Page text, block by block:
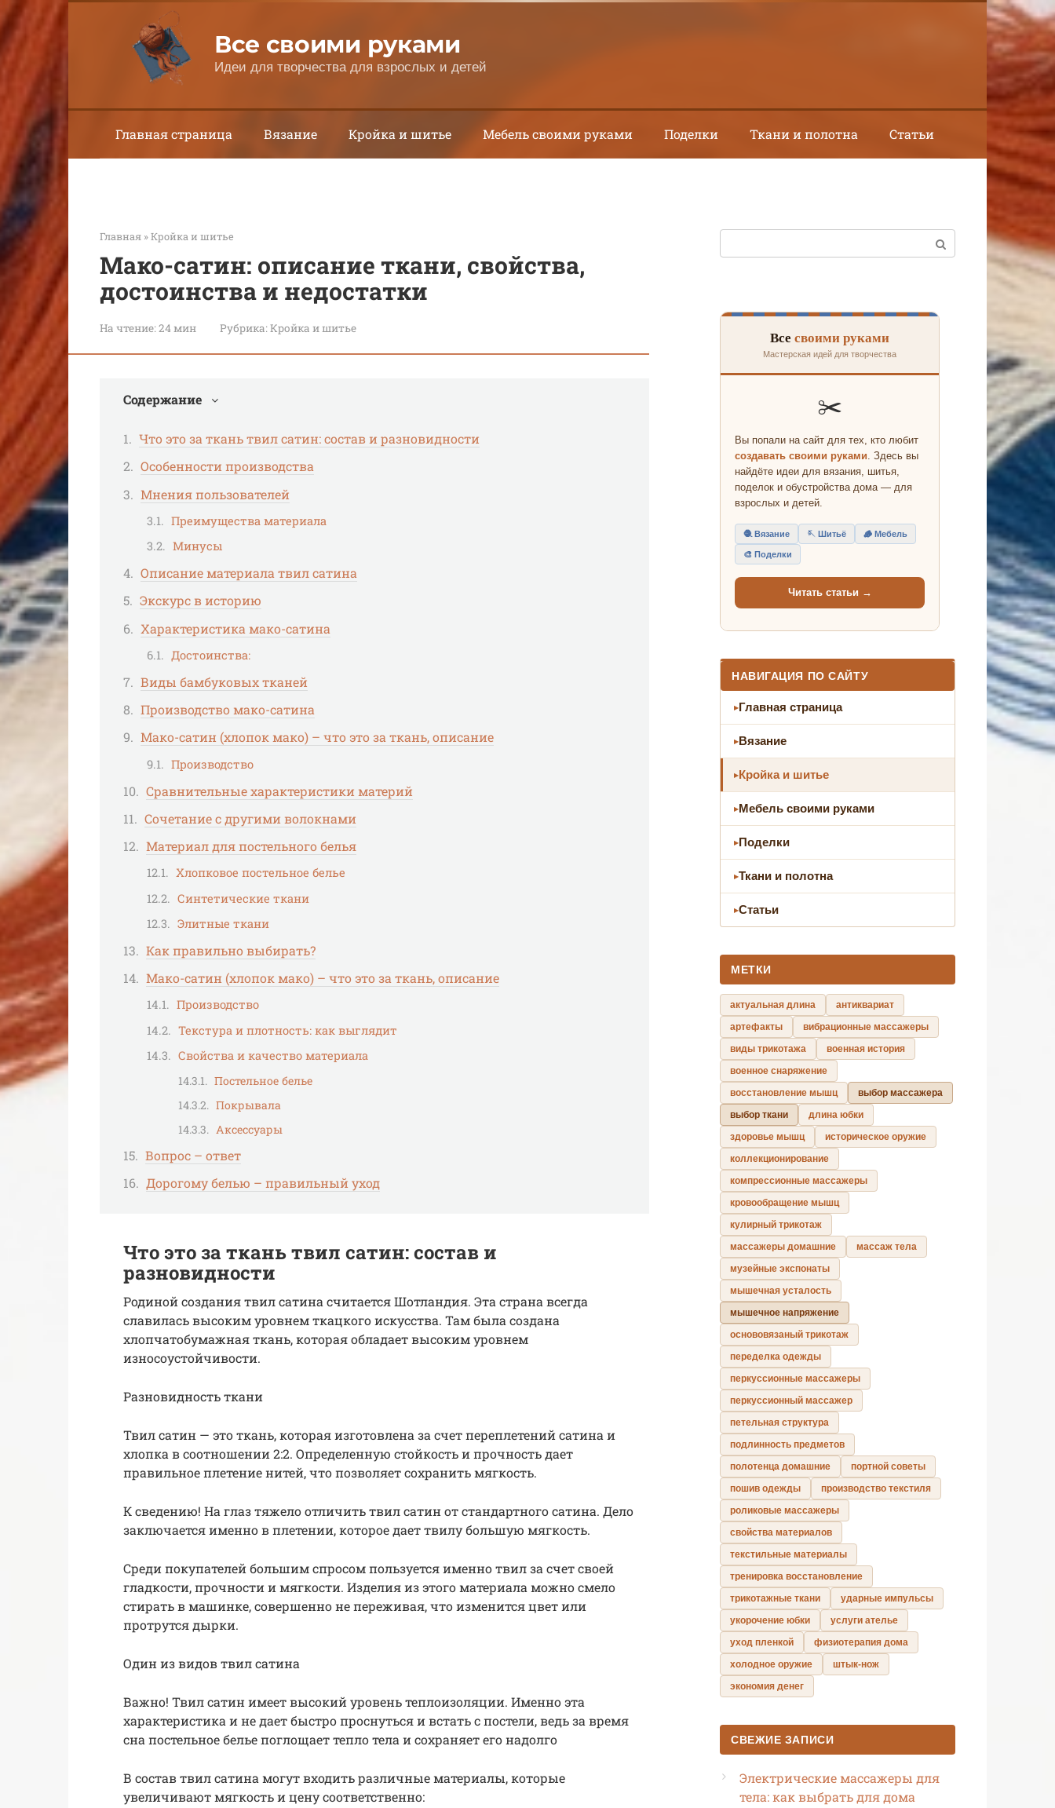
Перейти
к
контенту
Все своими руками
Идеи для творчества для взрослых и детей
Главная страница Вязание Кройка и шитье Мебель своими руками Поделки Ткани и полотна Статьи
Главная »Кройка и шитье
Мако-сатин: описание ткани, свойства,
достоинства и недостатки
На чтение:24 мин Рубрика:Кройка и шитье
Содержание
Что это за ткань твил сатин: состав и разновидности
Особенности производства
Мнения пользователей
Преимущества материала
Минусы
Описание материала твил сатина
Экскурс в историю
Характеристика мако-сатина
Достоинства:
Виды бамбуковых тканей
Производство мако-сатина
Мако-сатин (хлопок мако) – что это за ткань, описание
Производство
Сравнительные характеристики материй
Сочетание с другими волокнами
Материал для постельного белья
Хлопковое постельное белье
Синтетические ткани
Элитные ткани
Как правильно выбирать?
Мако-сатин (хлопок мако) – что это за ткань, описание
Производство
Текстура и плотность: как выглядит
Свойства и качество материала
Постельное белье
Покрывала
Аксессуары
Вопрос – ответ
Дорогому белью – правильный уход
Что это за ткань твил сатин: состав и
разновидности
​Родиной создания твил сатина считается Шотландия. Эта страна всегда
славилась высоким уровнем ткацкого искусства. Там была создана
хлопчатобумажная ткань, которая обладает высоким уровнем
износоустойчивости.
Разновидность ткани
Твил сатин —​ это ткань, которая изготовлена за счет переплетений сатина и
хлопка в соотношении 2:2. Определенную стойкость и прочность дает
правильное плетение нитей, что позволяет сохранить мягкость.
К сведению! На глаз тяжело отличить твил сатин от стандартного сатина. Дело
заключается именно в плетении, которое дает твилу большую мягкость.
Среди покупателей большим спросом пользуется именно твил за счет своей
гладкости, прочности и мягкости. Изделия из этого материала можно смело
стирать в машинке, совершенно не переживая, что изменится цвет или
протрутся дырки.
Один из видов твил сатина
Важно! Твил сатин имеет высокий уровень теплоизоляции. Именно эта
характеристика и не дает быстро проснуться и встать с постели, ведь за время
сна постельное белье поглощает тепло тела и сохраняет его надолго
В состав твил сатина могут входить различные материалы, которые
увеличивают мягкость и цену соответственно:
Все своими руками
Мастерская идей для творчества
✂️
Вы попали на сайт для тех, кто любит
создавать своими руками. Здесь вы
найдёте идеи для вязания, шитья,
поделок и обустройства дома — для
взрослых и детей.
🧶 Вязание 🪡 Шитьё 🪵 Мебель
🎨 Поделки
Читать статьи →
НАВИГАЦИЯ ПО САЙТУ
Главная страница
Вязание
Кройка и шитье
Мебель своими руками
Поделки
Ткани и полотна
Статьи
МЕТКИ
актуальная длина
антиквариат
артефакты
вибрационные массажеры
виды трикотажа
военная история
военное снаряжение
восстановление мышц
выбор массажера
выбор ткани
длина юбки
здоровье мышц
историческое оружие
коллекционирование
компрессионные массажеры
кровообращение мышц
кулирный трикотаж
массажеры домашние
массаж тела
музейные экспонаты
мышечная усталость
мышечное напряжение
основовязаный трикотаж
переделка одежды
перкуссионные массажеры
перкуссионный массажер
петельная структура
подлинность предметов
полотенца домашние
портной советы
пошив одежды
производство текстиля
роликовые массажеры
свойства материалов
текстильные материалы
тренировка восстановление
трикотажные ткани
ударные импульсы
укорочение юбки
услуги ателье
уход пленкой
физиотерапия дома
холодное оружие
штык-нож
экономия денег
СВЕЖИЕ ЗАПИСИ
Электрические массажеры для
тела: как выбрать для дома